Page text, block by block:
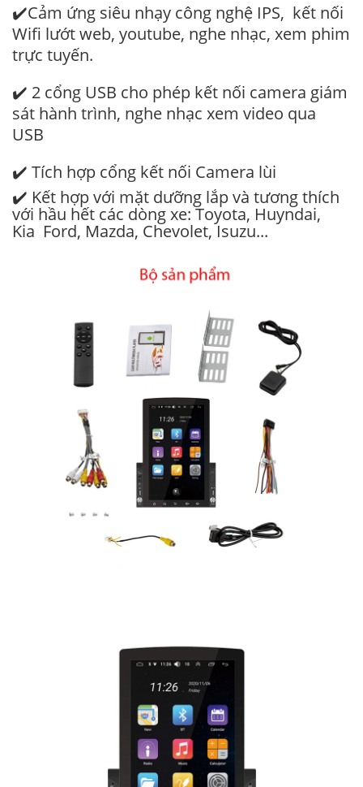
✔️Cảm ứng siêu nhạy công nghệ IPS, kết nối
Wifi lướt web, youtube, nghe nhạc, xem phim
trực tuyến.
✔️ 2 cổng USB cho phép kết nối camera giám
sát hành trình, nghe nhạc xem video qua
USB
✔️ Tích hợp cổng kết nối Camera lùi
✔️ Kết hợp với mặt dưỡng lắp và tương thích
với hầu hết các dòng xe: Toyota, Huyndai,
Kia Ford, Mazda, Chevolet, Isuzu...